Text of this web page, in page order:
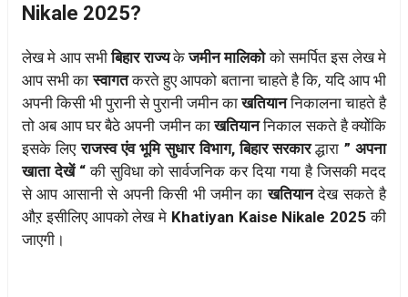
Nikale 2025?
लेख मे आप सभीबिहार राज्यकेजमीन मालिकोको समर्पित इस लेख मे
आप सभी कास्वागतकरते हुए आपको बताना चाहते है कि, यदि आप भी
अपनी किसी भी पुरानी से पुरानी जमीन काखतियाननिकालना चाहते है
तो अब आप घर बैठे अपनी जमीन काखतियाननिकाल सकते है क्योेंकि
इसके लिएराजस्व एंव भूमि सुधार विभाग, बिहार सरकारद्धारा ” अपना
खाता देखें “ की सुविधा को सार्वजनिक कर दिया गया है जिसकी मदद
से आप आसानी से अपनी किसी भी जमीन काखतियानदेख सकते है
औऱ इसीलिए आपको लेख मे Khatiyan Kaise Nikale 2025की
जाएगी।